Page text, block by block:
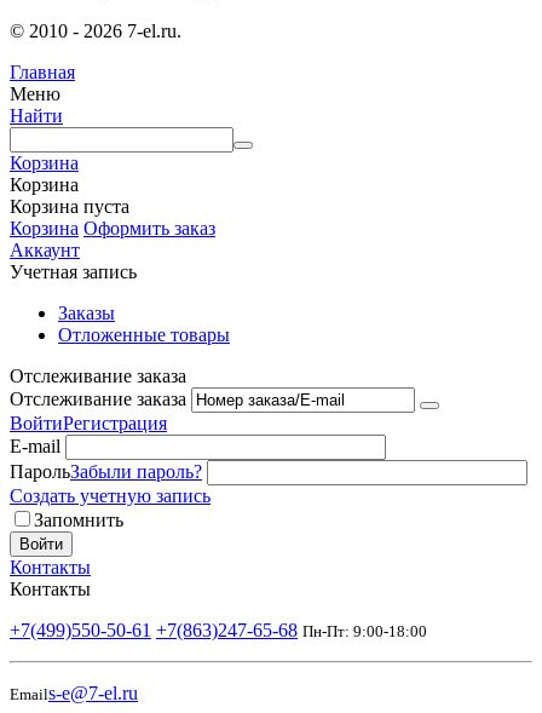
© 2010 - 2026 7-el.ru.
Главная
Меню
Найти
Корзина
Корзина
Корзина пуста
Корзина Оформить заказ
Аккаунт
Учетная запись
Заказы
Отложенные товары
Отслеживание заказа
Отслеживание заказа
ВойтиРегистрация
E-mail
ПарольЗабыли пароль?
Создать учетную запись
Запомнить
Войти
Контакты
Контакты
+7(499)550-50-61 +7(863)247-65-68 Пн-Пт: 9:00-18:00
Emails-e@7-el.ru